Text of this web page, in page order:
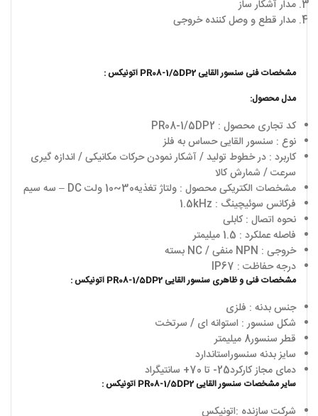
مدار آشکار ساز
مدار قطع و وصل کننده خروجی
مشخصات فنی سنسور القایی PR08-1/5DP2 آتونیکس :
مدل محصول:
کد تجاری محصول : PR08-1/5DP2
نوع : سنسور القایی حساس به فلز
کاربرد : در خطوط تولید / آشکار نمودن حرکات مکانیکی / اندازه گیری
سرعت / شمارش کالا
مشخصات الکتریکی محصول : ولتاژ تغذیه30~10 ولت DC – سه سیم
فرکانس سوئیچینگ : 1.5kHz
نحوه اتصال : کابلی
فاصله عملکرد : 1.5 میلیمتر
خروجی : NPN منفی / NC بسته
درجه حفاظت : IP67
مشخصات فنی و ظاهری سنسور القایی PR08-1/5DP2 آتونیکس :
جنس بدنه : فلزی
شکل سنسور : استوانه ای / سرتخت
قطر سنسور8 میلیمتر
سایز بدنه سنسوراستاندارد
دمای مجاز کارکرد25- تا 70+ سانتیگراد
سایر مشخصات سنسور القایی PR08-1/5DP2 آتونیکس :
شرکت سازنده :اتونیکس